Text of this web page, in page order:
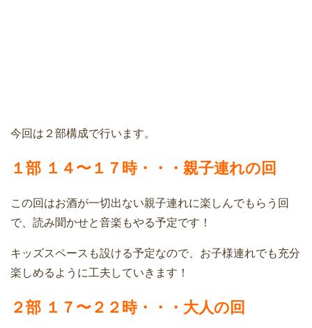
今回は２部構成で行います。
１部 １４〜１７時・・・親子連れの回
この回はお酒が一切出ない親子連れに楽しんでもらう回
で、読み聞かせと音楽もやる予定です！
キッズスペースも設ける予定なので、お子様連れでも充分
楽しめるように工夫していきます！
２部 １７〜２２時・・・大人の回